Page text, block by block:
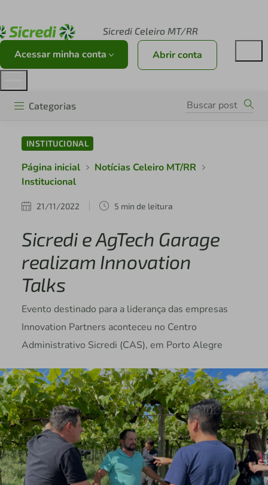
Sicredi Celeiro MT/RR
Acessar minha conta Abrir conta
Categorias
INSTITUCIONAL
Página inicial
Notícias Celeiro MT/RR
Institucional
21/11/2022 5 min de leitura
Sicredi e AgTech Garage
realizam Innovation
Talks
Evento destinado para a liderança das empresas
Innovation Partners aconteceu no Centro
Administrativo Sicredi (CAS), em Porto Alegre